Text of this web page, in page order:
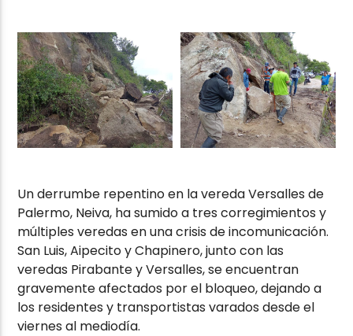
Un derrumbe repentino en la vereda Versalles de
Palermo, Neiva, ha sumido a tres corregimientos y
múltiples veredas en una crisis de incomunicación.
San Luis, Aipecito y Chapinero, junto con las
veredas Pirabante y Versalles, se encuentran
gravemente afectados por el bloqueo, dejando a
los residentes y transportistas varados desde el
viernes al mediodía.